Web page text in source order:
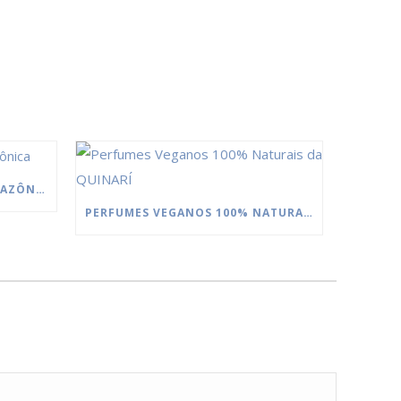
MANTEIGAS DA FLORESTA AMAZÔNICA
PERFUMES VEGANOS 100% NATURAIS DA QUINARÍ